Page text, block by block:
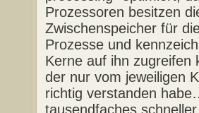
Prozessoren besitzen
Zwischenspeicher für
Prozesse und
Kerne auf ihn zugreifen
der nur vom jeweiligen
richtig verstanden
tausendfaches